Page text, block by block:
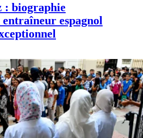
: biographie
entraîneur espagnol